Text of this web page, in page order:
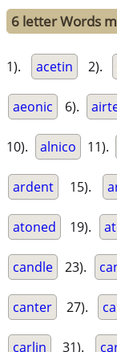
6 letter Words
1). acetin 2).
aeonic 6).
10). alnico 11).
ardent 15).
atoned 19).
candle 23).
canter 27).
carlin 31).